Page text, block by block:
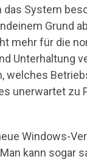
das System
Grund
mehr für die
Unterhaltung
welches
unerwartet zu
Windows-
kann sogar